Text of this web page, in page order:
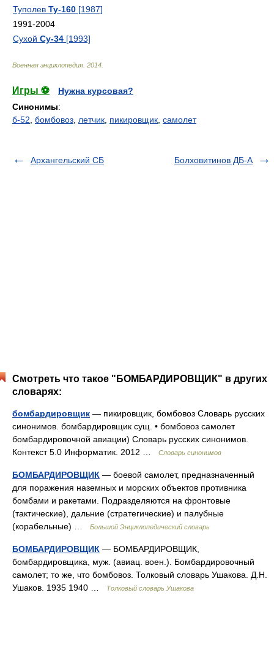
Туполев Ту-160 [1987]
1991-2004
Сухой Су-34 [1993]
Военная энциклопедия 2014
Игры ⚽
Нужна курсовая?
Синонимы:
б-52 бомбовоз летчик пикировщик самолет
Архангельский СБ Болховитинов ДБ-А
Смотреть что такое "БОМБАРДИРОВЩИК" в других
словарях:
бомбардировщик — пикировщик, бомбовоз Словарь русских
синонимов. бомбардировщик сущ. • бомбовоз самолет
бомбардировочной авиации) Словарь русских синонимов.
Контекст 5.0 Информатик. 2012 …
Словарь синонимов
БОМБАРДИРОВЩИК — боевой самолет, предназначенный
для поражения наземных и морских объектов противника
бомбами и ракетами. Подразделяются на фронтовые
(тактические), дальние (стратегические) и палубные
(корабельные) …
Большой Энциклопедический словарь
БОМБАРДИРОВЩИК — БОМБАРДИРОВЩИК,
бомбардировщика, муж. (авиац. воен.). Бомбардировочный
самолет; то же, что бомбовоз. Толковый словарь Ушакова. Д.Н.
Ушаков. 1935 1940 …
Толковый словарь Ушакова